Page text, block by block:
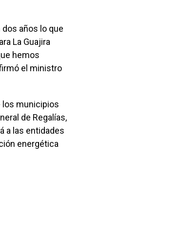
años lo que
La Guajira
hemos
el ministro
los municipios
de Regalías,
a las entidades
energética